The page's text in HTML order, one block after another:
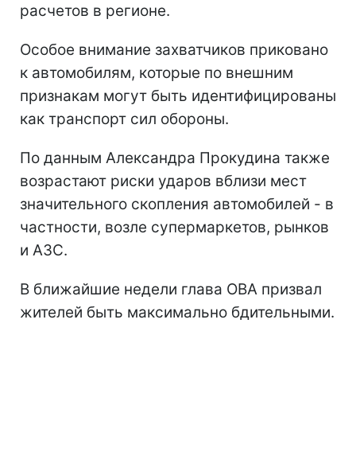
расчетов в регионе.
Особое внимание захватчиков приковано
к автомобилям, которые по внешним
признакам могут быть идентифицированы
как транспорт сил обороны.
По данным Александра Прокудина также
возрастают риски ударов вблизи мест
значительного скопления автомобилей - в
частности, возле супермаркетов, рынков
и АЗС.
В ближайшие недели глава ОВА призвал
жителей быть максимально бдительными.